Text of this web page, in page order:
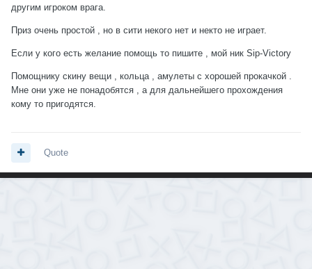
другим игроком врага.
Приз очень простой , но в сити некого нет и некто не играет.
Если у кого есть желание помощь то пишите , мой ник Sip-Victory
Помощнику скину вещи , кольца , амулеты с хорошей прокачкой .
Мне они уже не понадобятся , а для дальнейшего прохождения
кому то пригодятся.
Quote